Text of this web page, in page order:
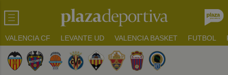
VALENCIA CF LEVANTE UD VALENCIA BASKET FUTBOL